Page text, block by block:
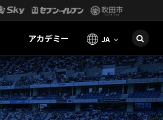
アカデミー JA